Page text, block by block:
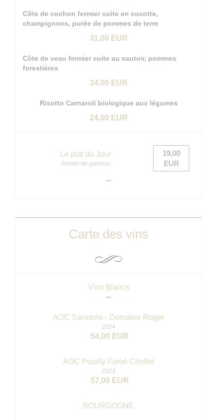
Côte de cochon fermier cuite en cocotte,
champignons, purée de pommes de terre
31,00 EUR
Côte de veau fermier cuite au sautoir, pommes
forestières
34,00 EUR
Risotto Carnaroli biologique aux légumes
24,00 EUR
Le plat du Jour
Risotto de gambas
19,00
EUR
Carte des vins
Vins Blancs
AOC Sancerre - Domaine Roger
2024
54,00 EUR
AOC Pouilly Fumé Chollet
2023
57,00 EUR
BOURGOGNE